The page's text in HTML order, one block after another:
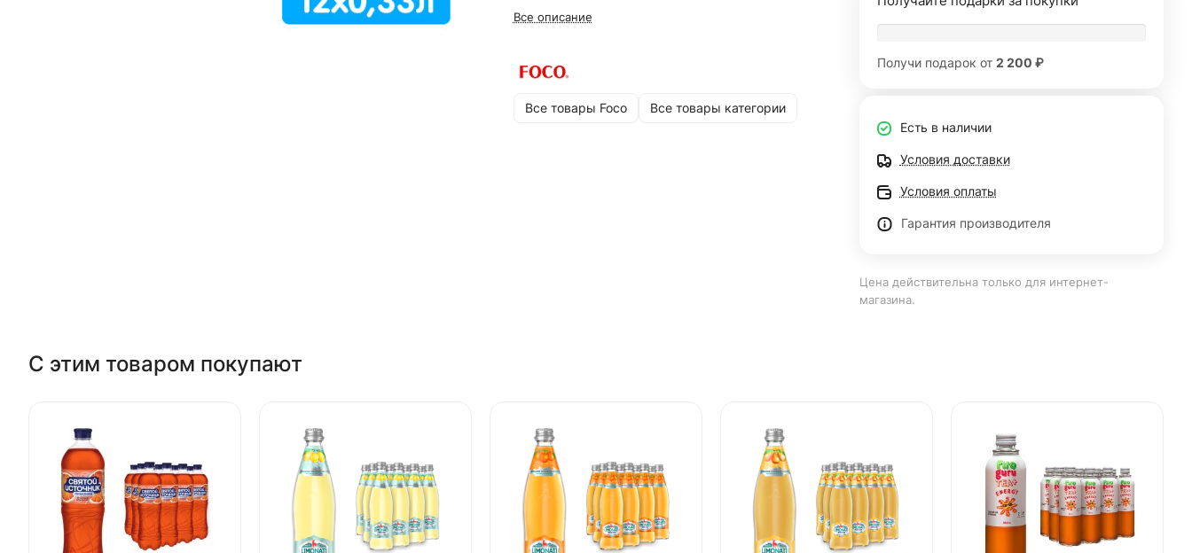
Все описание
Все товары Foco Все товары категории
Получи подарок от 2 200 ₽
Есть в наличии
Условия доставки
Условия оплаты
Гарантия производителя
Цена действительна только для интернет-
магазина.
С этим товаром покупают